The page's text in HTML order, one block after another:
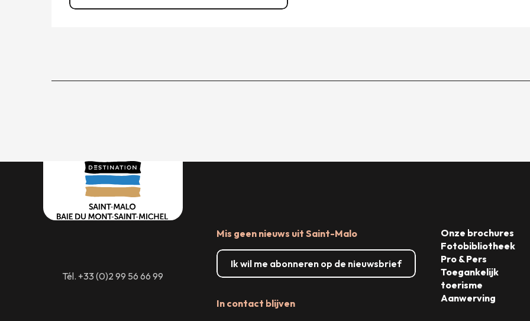
Tél. +33 (0)2 99 56 66 99
Mis geen nieuws uit Saint-Malo
Ik wil me abonneren op de nieuwsbrief
In contact blijven
Onze brochures
Fotobibliotheek
Pro & Pers
Toegankelijk
toerisme
Aanwerving